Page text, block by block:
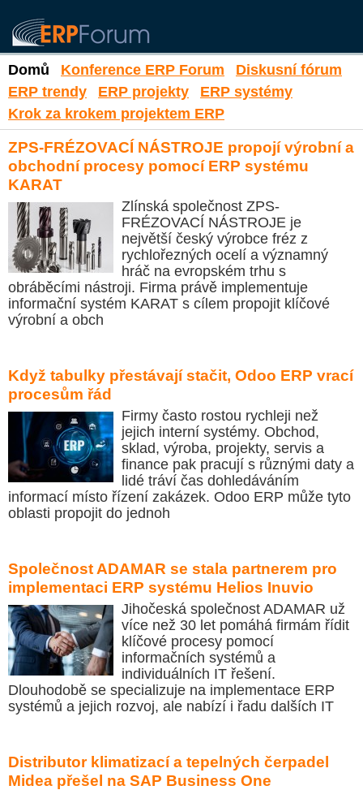
Domů Konference ERP Forum
Diskusní fórum
ERP trendy
ERP projekty
ERP systémy
Krok za krokem projektem ERP
ZPS-FRÉZOVACÍ NÁSTROJE propojí výrobní a
obchodní procesy pomocí ERP systému
KARAT
Zlínská společnost ZPS-
FRÉZOVACÍ NÁSTROJE je
největší český výrobce fréz z
rychlořezných ocelí a významný
hráč na evropském trhu s
obráběcími nástroji. Firma právě implementuje
informační systém KARAT s cílem propojit klíčové
výrobní a obch
Když tabulky přestávají stačit, Odoo ERP vrací
procesům řád
Firmy často rostou rychleji než
jejich interní systémy. Obchod,
sklad, výroba, projekty, servis a
finance pak pracují s různými daty a
lidé tráví čas dohledáváním
informací místo řízení zakázek. Odoo ERP může tyto
oblasti propojit do jednoh
Společnost ADAMAR se stala partnerem pro
implementaci ERP systému Helios Inuvio
Jihočeská společnost ADAMAR už
více než 30 let pomáhá firmám řídit
klíčové procesy pomocí
informačních systémů a
individuálních IT řešení.
Dlouhodobě se specializuje na implementace ERP
systémů a jejich rozvoj, ale nabízí i řadu dalších IT
Distributor klimatizací a tepelných čerpadel
Midea přešel na SAP Business One